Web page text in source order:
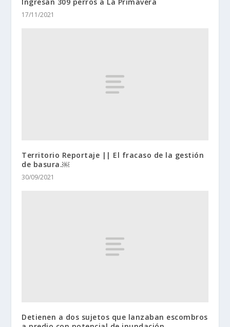
17/11/2021
Territorio Reportaje || El fracaso de la gestión
de basura.￼
30/09/2021
Detienen a dos sujetos que lanzaban escombros